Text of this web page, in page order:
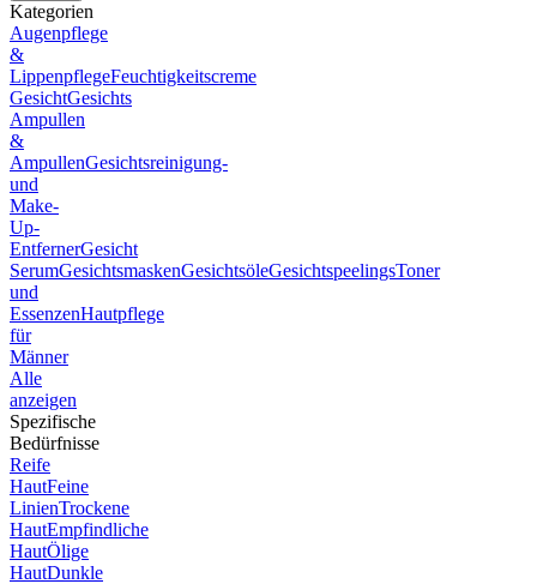
Kategorien
Augenpflege
&
LippenpflegeFeuchtigkeitscreme
GesichtGesichts
Ampullen
&
AmpullenGesichtsreinigung-
und
Make-
Up-
EntfernerGesicht
SerumGesichtsmaskenGesichtsöleGesichtspeelingsToner
und
EssenzenHautpflege
für
Männer
Alle
anzeigen
Spezifische
Bedürfnisse
Reife
HautFeine
LinienTrockene
HautEmpfindliche
HautÖlige
HautDunkle